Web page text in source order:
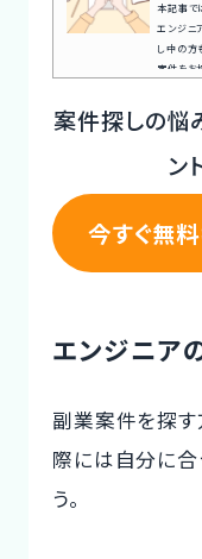
本記事で
エンジニ
し中の方
案件をお
ート今
&副業案
案件探しの悩
ン
今すぐ無
エンジニア
副業案件を探す
際には自分に合
う。